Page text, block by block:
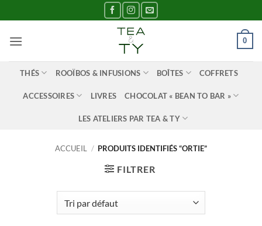
au
contenu
0
THÉS ROOÏBOS & INFUSIONS BOÎTES COFFRETS
ACCESSOIRES LIVRES CHOCOLAT « BEAN TO BAR »
LES ATELIERS PAR TEA & TY
ACCUEIL / PRODUITS IDENTIFIÉS “ORTIE”
FILTRER